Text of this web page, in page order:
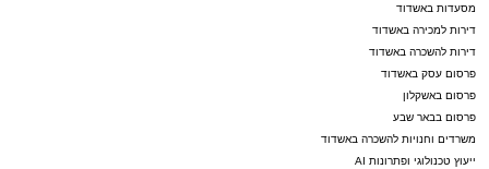
מסעדות באשדוד
דירות למכירה באשדוד
דירות להשכרה באשדוד
פרסום עסק באשדוד
פרסום באשקלון
פרסום בבאר שבע
משרדים וחנויות להשכרה באשדוד
ייעוץ טכנולוגי ופתרונות AI